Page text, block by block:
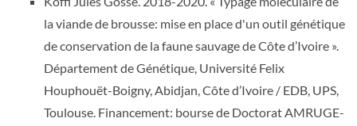
la viande de brousse: mise en place d'un outil génétique
de conservation de la faune sauvage de Côte d’Ivoire ».
Département de Génétique, Université Felix
Houphouët-Boigny, Abidjan, Côte d’Ivoire / EDB, UPS,
Toulouse. Financement: bourse de Doctorat AMRUGE-